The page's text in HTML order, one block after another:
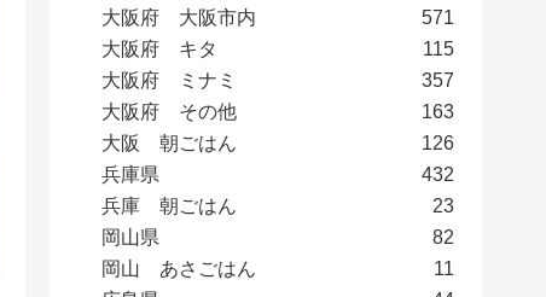
大阪府 大阪市内
571
大阪府 キタ
115
大阪府 ミナミ
357
大阪府 その他
163
大阪 朝ごはん
126
兵庫県
432
兵庫 朝ごはん
23
岡山県
82
岡山 あさごはん
11